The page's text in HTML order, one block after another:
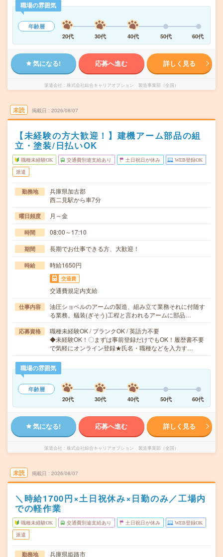
職場の雰囲気
年齢層
20代
30代 40代 50代 60代
気になる! 応募へ進む 詳しく見る
派遣会社 株式会社綜合キャリアオプション 製造事業部（全国）
未読 掲載日 2026/08/07
【未経験の方大歓迎！】建機アーム部品の組
立・塗装/日払いOK
職種未経験OK 交通費別途支給あり 土日祝日が休み WEB登録OK
派遣
勤務地
兵庫県加古郡
西二見駅から車7分
曜日頻度 月～金
時間 08:00～17:10
期間 長期でお仕事できる方、大歓迎！
時給 時給1650円
交通費
交通費規定内支給
仕事内容
油圧ショベルのアームの製造、組み立て業務それに付随す
る業務。艤装(ぎそう)工程と言われるアームに部品…
応募資格
職種未経験OK / ブランクOK / 英語力不要
◆未経験OK！〇まずは事前登録だけでもOK！履歴書不要
で気軽にオンライン登録★氏名・職種などを入力す…
職場の雰囲気
年齢層
20代
30代 40代 50代 60代
気になる! 応募へ進む 詳しく見る
派遣会社 株式会社綜合キャリアオプション 製造事業部（全国）
未読 掲載日 2026/08/07
＼時給1700円×土日祝休み×日勤のみ／工場内
での軽作業
職種未経験OK 交通費別途支給あり 土日祝日が休み WEB登録OK
派遣
勤務地 兵庫県姫路市